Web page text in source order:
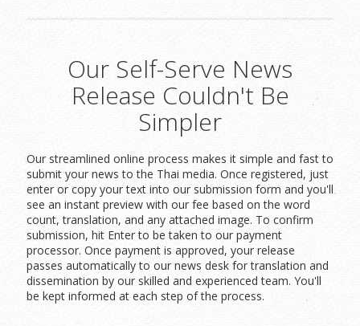
Our Self-Serve News
Release Couldn't Be
Simpler
Our streamlined online process makes it simple and fast to
submit your news to the Thai media. Once registered, just
enter or copy your text into our submission form and you'll
see an instant preview with our fee based on the word
count, translation, and any attached image. To confirm
submission, hit Enter to be taken to our payment
processor. Once payment is approved, your release
passes automatically to our news desk for translation and
dissemination by our skilled and experienced team. You'll
be kept informed at each step of the process.